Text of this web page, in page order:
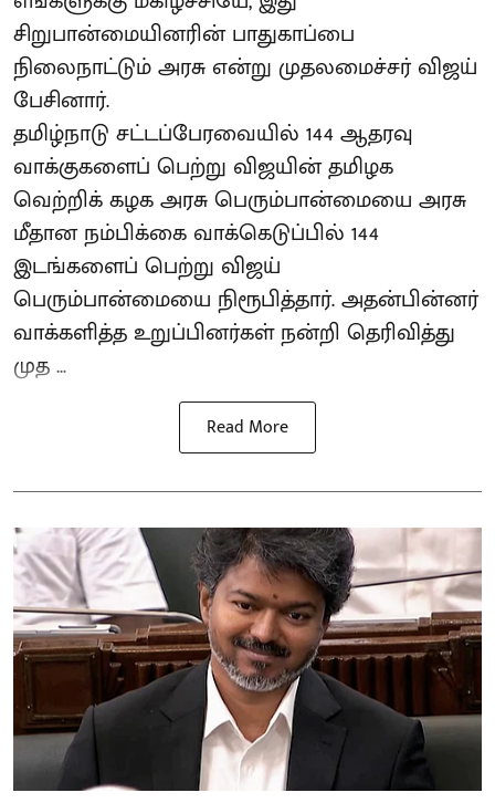
சிறுபான்மையினரின் பாதுகாப்பை
நிலைநாட்டும் அரசு என்று முதலமைச்சர் விஜய்
பேசினார்.
தமிழ்நாடு சட்டப்பேரவையில் 144 ஆதரவு
வாக்குகளைப் பெற்று விஜயின் தமிழக
வெற்றிக் கழக அரசு பெரும்பான்மையை அரசு
மீதான நம்பிக்கை வாக்கெடுப்பில் 144
இடங்களைப் பெற்று விஜய்
பெரும்பான்மையை நிரூபித்தார். அதன்பின்னர்
வாக்களித்த உறுப்பினர்கள் நன்றி தெரிவித்து
முத ...
Read More